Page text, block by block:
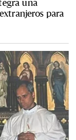
una
para